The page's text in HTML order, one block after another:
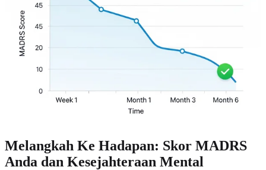
Melangkah Ke Hadapan: Skor MADRS
Anda dan Kesejahteraan Mental